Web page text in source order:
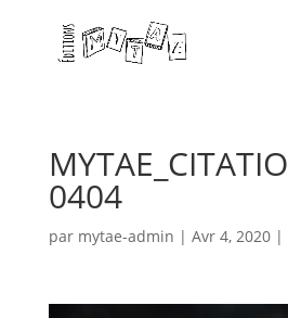
0404
par mytae-admin | Avr 4, 2020|